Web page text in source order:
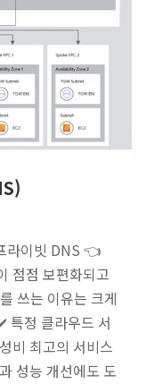
라이빗 DNS 👈
점점 보편화되고
쓰는 이유는 크게
특정 클라우드 서
비 최고의 서비스
성능 개선에도 도